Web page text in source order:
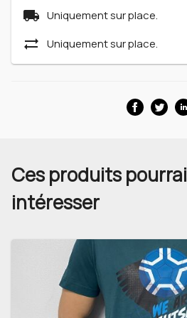
local_shipping Uniquement sur place.
sync_alt Uniquement sur place.
Ces produits
intéresser